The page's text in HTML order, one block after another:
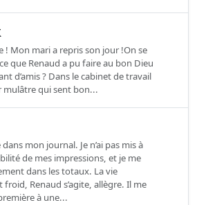
! Mon mari a repris son jour !On se
ce que Renaud a pu faire au bon Dieu
d’amis ? Dans le cabinet de travail
mulâtre qui sent bon...
mon journal. Je n’ai pas mis à
de mes impressions, et je me
dans les totaux. La vie
Renaud s’agite, allègre. Il me
à une...